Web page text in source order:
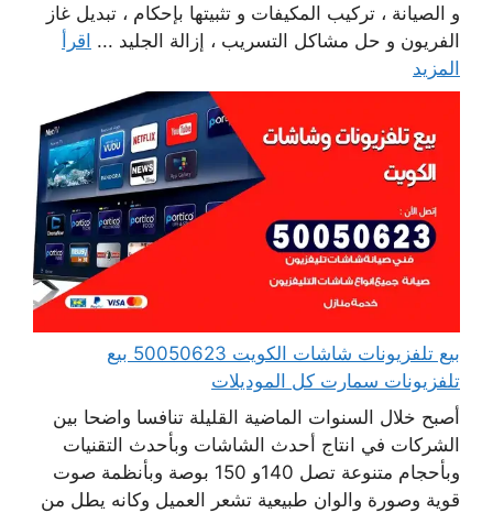
و الصيانة ، تركيب المكيفات و تثبيتها بإحكام ، تبديل غاز
الفريون و حل مشاكل التسريب ، إزالة الجليد ... اقرأ
المزيد
بيع تلفزيونات شاشات الكويت 50050623 بيع
تلفزيونات سمارت كل الموديلات
أصبح خلال السنوات الماضية القليلة تنافسا واضحا بين
الشركات في انتاج أحدث الشاشات وبأحدث التقنيات
وبأحجام متنوعة تصل 140و 150 بوصة وبأنظمة صوت
قوية وصورة والوان طبيعية تشعر العميل وكانه يطل من